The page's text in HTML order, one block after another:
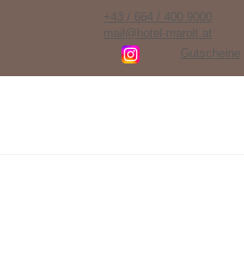
+43 / 664 / 400 9000
mail@hotel-marolt.at
Gutscheine